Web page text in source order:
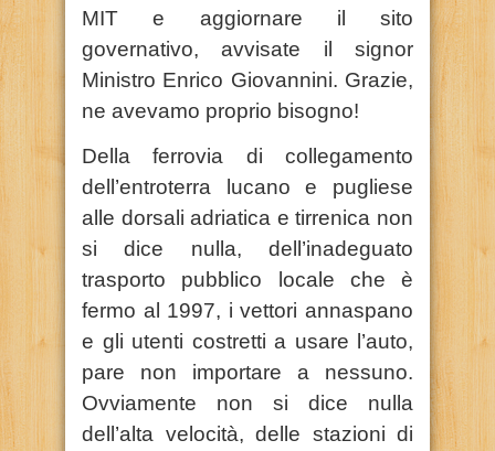
MIT e aggiornare il sito
governativo, avvisate il signor
Ministro Enrico Giovannini. Grazie,
ne avevamo proprio bisogno!
Della ferrovia di collegamento
dell’entroterra lucano e pugliese
alle dorsali adriatica e tirrenica non
si dice nulla, dell’inadeguato
trasporto pubblico locale che è
fermo al 1997, i vettori annaspano
e gli utenti costretti a usare l’auto,
pare non importare a nessuno.
Ovviamente non si dice nulla
dell’alta velocità, delle stazioni di